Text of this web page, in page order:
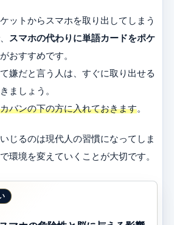
ットからスマホを取り出してしまう
スマホの代わりに単語カードをポケ
おすすめです。
嫌だと言う人は、すぐに取り出せる
ましょう。
バンの下の方に入れておきます。
じるのは現代人の習慣になってしま
環境を変えていくことが大切です。